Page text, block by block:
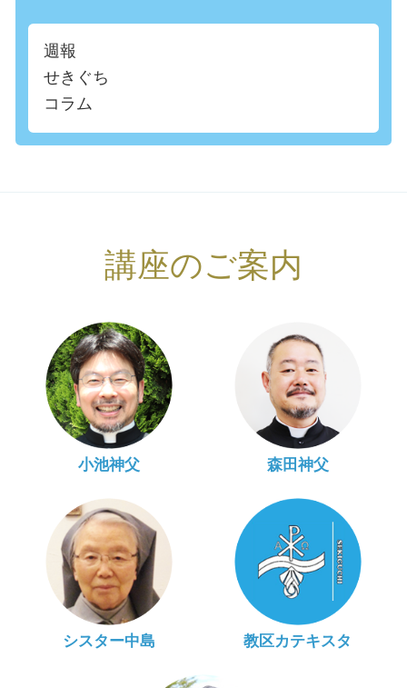
週報
せきぐち
コラム
講座のご案内
小池神父 森田神父
シスター中島 教区カテキスタ